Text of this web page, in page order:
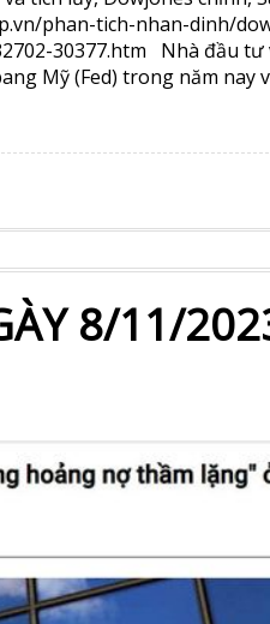
phan-tich-nhan-dinh/
30377.htm Nhà đầu tư
Mỹ (Fed) trong năm nay
8/11/